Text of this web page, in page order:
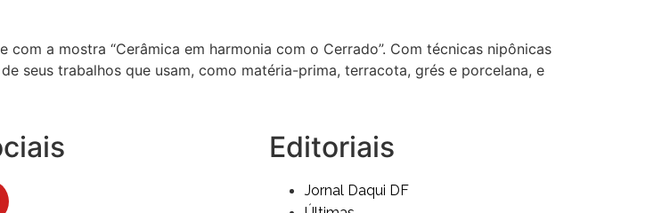
a mostra “Cerâmica em harmonia com o Cerrado”. Com técnicas nipônicas
seus trabalhos que usam, como matéria-prima, terracota, grés e porcelana, e
Editoriais
Jornal Daqui DF